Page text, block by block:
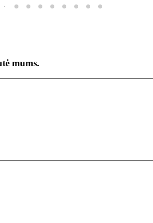
mums.